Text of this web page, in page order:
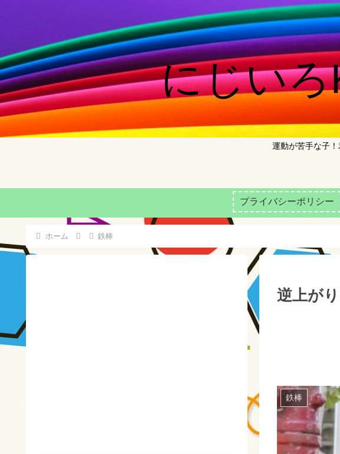
にじい
運動が苦手な子
プライバシーポリシー
ホーム 鉄棒
逆上が
鉄棒